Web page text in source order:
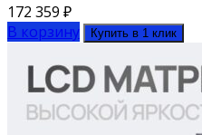
172 359 ₽
В корзину
Купить в 1 клик